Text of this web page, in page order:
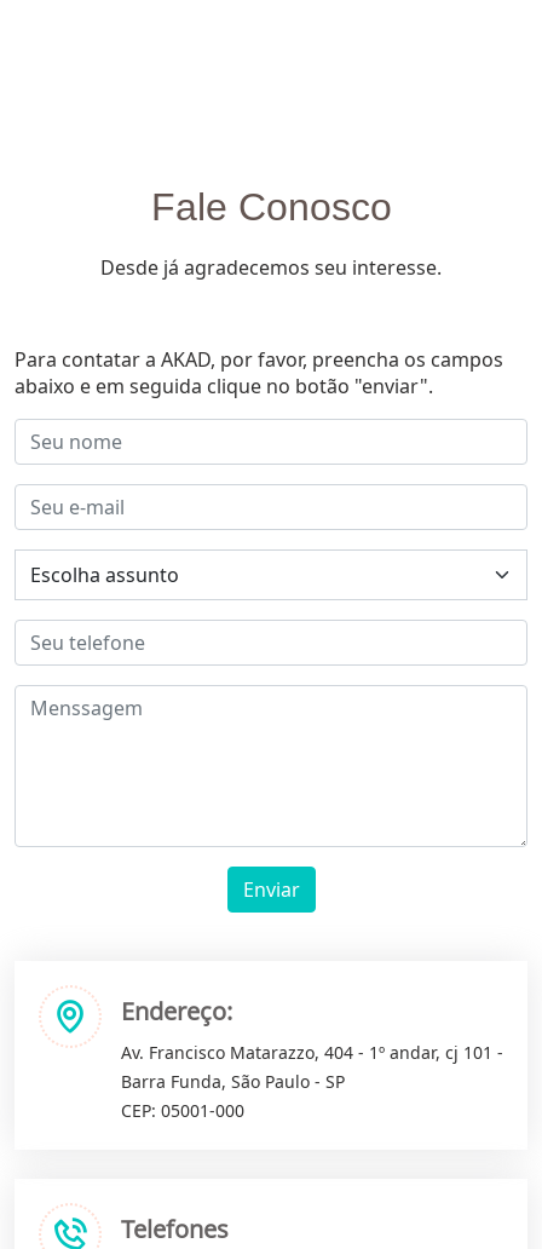
Fale Conosco
Desde já agradecemos seu interesse.
Para contatar a AKAD, por favor, preencha os campos
abaixo e em seguida clique no botão "enviar".
Enviar
Endereço:
Av. Francisco Matarazzo, 404 - 1º andar, cj 101 -
Barra Funda, São Paulo - SP
CEP: 05001-000
Telefones